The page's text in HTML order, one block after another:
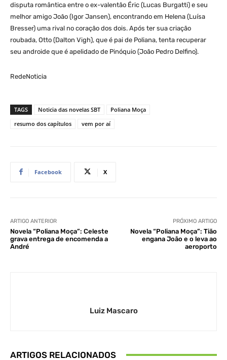
disputa romântica entre o ex-valentão Éric (Lucas Burgatti) e seu
melhor amigo João (Igor Jansen), encontrando em Helena (Luísa
Bresser) uma rival no coração dos dois. Após ter sua criação
roubada, Otto (Dalton Vigh), que é pai de Poliana, tenta recuperar
seu androide que é apelidado de Pinóquio (João Pedro Delfino).
RedeNoticia
TAGS Noticia das novelas SBT
Poliana Moça
resumo dos capítulos
vem por aí
Facebook X
ARTIGO ANTERIOR
Novela “Poliana Moça”: Celeste
grava entrega de encomenda a
André
PRÓXIMO ARTIGO
Novela “Poliana Moça”: Tião
engana João e o leva ao
aeroporto
Luiz Mascaro
ARTIGOS RELACIONADOS